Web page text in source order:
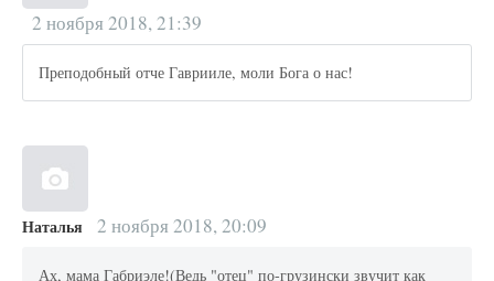
2 ноября 2018, 21:39
Преподобный отче Гаврииле, моли Бога о нас!
Наталья 2 ноября 2018, 20:09
Ах, мама Габриэле!(Ведь "отец" по-грузински звучит как